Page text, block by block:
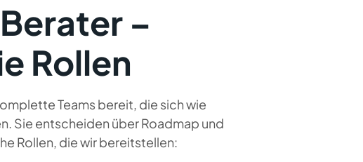
–
Rollen
Teams bereit, die sich wie
Sie entscheiden über Roadmap und
Rollen, die wir bereitstellen: